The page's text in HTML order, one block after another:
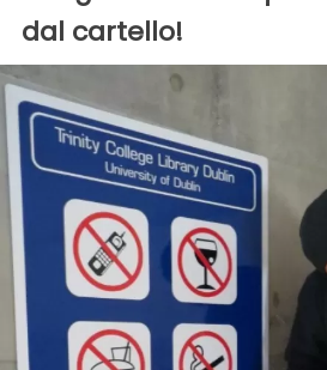
dal cartello!